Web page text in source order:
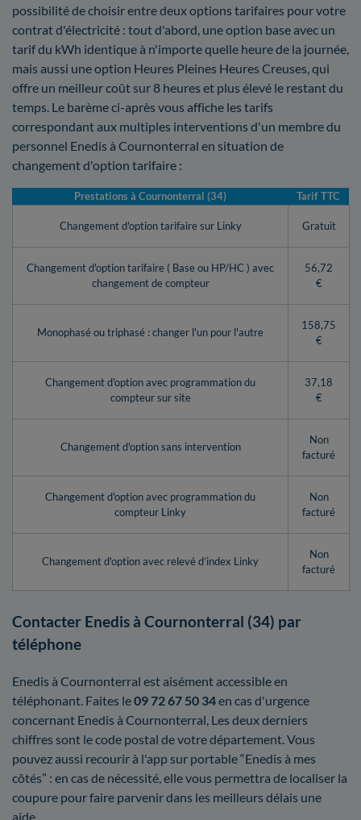
possibilité de choisir entre deux options tarifaires pour votre
contrat d'électricité : tout d'abord, une option base avec un
tarif du kWh identique à n'importe quelle heure de la journée,
mais aussi une option Heures Pleines Heures Creuses, qui
offre un meilleur coût sur 8 heures et plus élevé le restant du
temps. Le barème ci-après vous affiche les tarifs
correspondant aux multiples interventions d'un membre du
personnel Enedis à Cournonterral en situation de
changement d'option tarifaire :
Prestations à Cournonterral (34) Tarif TTC
Changement d'option tarifaire sur Linky Gratuit
Changement d'option tarifaire ( Base ou HP/HC ) avec
changement de compteur
56,72
€
Monophasé ou triphasé : changer l'un pour l'autre
158,75
€
Changement d'option avec programmation du
compteur sur site
37,18
€
Changement d'option sans intervention
Non
facturé
Changement d'option avec programmation du
compteur Linky
Non
facturé
Changement d'option avec relevé d’index Linky
Non
facturé
Contacter Enedis à Cournonterral (34) par
téléphone
Enedis à Cournonterral est aisément accessible en
téléphonant. Faites le09 72 67 50 34en cas d'urgence
concernant Enedis à Cournonterral, Les deux derniers
chiffres sont le code postal de votre département. Vous
pouvez aussi recourir à l'app sur portable “Enedis à mes
côtés” : en cas de nécessité, elle vous permettra de localiser la
coupure pour faire parvenir dans les meilleurs délais une
aide.